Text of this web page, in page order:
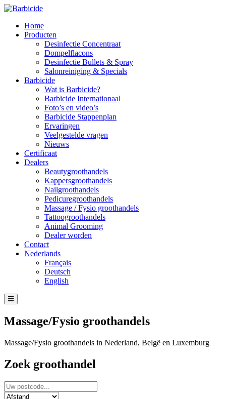
Home
Producten
Desinfectie Concentraat
Dompelflacons
Desinfectie Bullets & Spray
Salonreiniging & Specials
Barbicide
Wat is Barbicide?
Barbicide Internationaal
Foto’s en video’s
Barbicide Stappenplan
Ervaringen
Veelgestelde vragen
Nieuws
Certificaat
Dealers
Beautygroothandels
Kappersgroothandels
Nailgroothandels
Pedicuregroothandels
Massage / Fysio groothandels
Tattoogroothandels
Animal Grooming
Dealer worden
Contact
Nederlands
Français
Deutsch
English
Massage/Fysio groothandels
Massage/Fysio groothandels in Nederland, Belgë en Luxemburg
Zoek groothandel